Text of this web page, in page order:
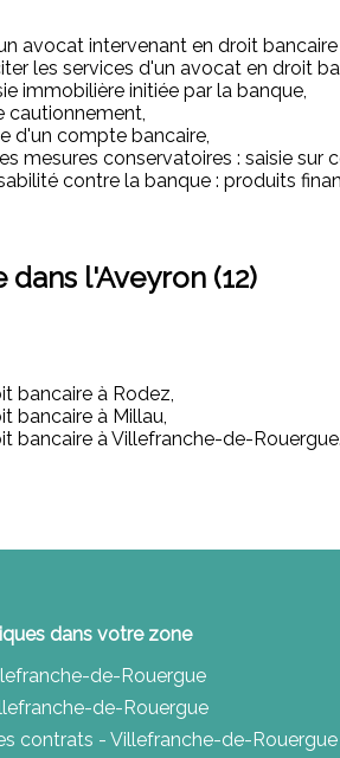
avocat intervenant en droit
les services d'un avocat en droit
immobilière initiée par la banque,
cautionnement,
d'un compte bancaire,
mesures conservatoires : saisie sur
contre la banque : produits
dans l'Aveyron (12)
bancaire à Rodez,
bancaire à Millau,
bancaire à Villefranche-de-
dans votre zone
de-Rouergue
de-Rouergue
contrats - Villefranche-de-Rouergue